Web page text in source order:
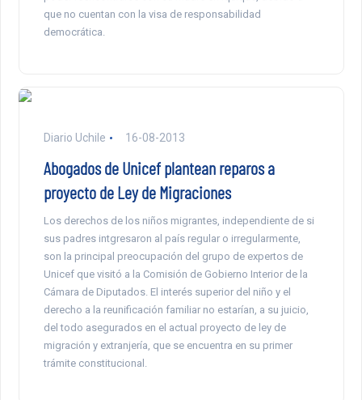
que no cuentan con la visa de responsabilidad
democrática.
Diario Uchile 16-08-2013
Abogados de Unicef plantean reparos a
proyecto de Ley de Migraciones
Los derechos de los niños migrantes, independiente de si
sus padres intgresaron al país regular o irregularmente,
son la principal preocupación del grupo de expertos de
Unicef que visitó a la Comisión de Gobierno Interior de la
Cámara de Diputados. El interés superior del niño y el
derecho a la reunificación familiar no estarían, a su juicio,
del todo asegurados en el actual proyecto de ley de
migración y extranjería, que se encuentra en su primer
trámite constitucional.